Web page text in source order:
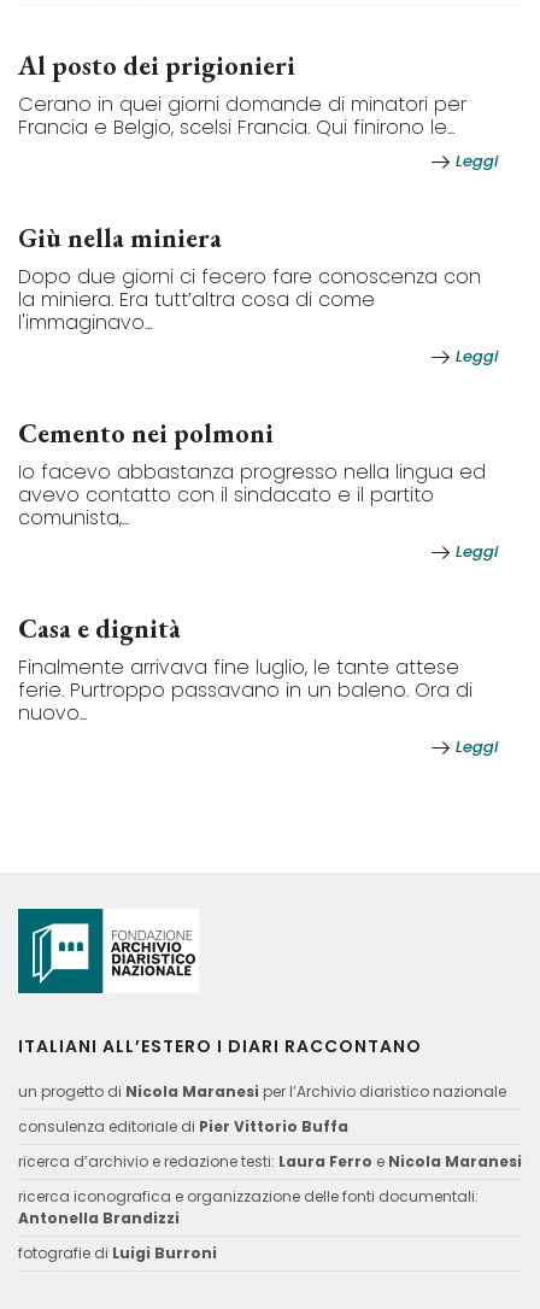
Al posto dei prigionieri
Cerano in quei giorni domande di minatori per
Francia e Belgio, scelsi Francia. Qui finirono le...
Leggi
Giù nella miniera
Dopo due giorni ci fecero fare conoscenza con
la miniera. Era tutt’altra cosa di come
l'immaginavo...
Leggi
Cemento nei polmoni
Io facevo abbastanza progresso nella lingua ed
avevo contatto con il sindacato e il partito
comunista,...
Leggi
Casa e dignità
Finalmente arrivava fine luglio, le tante attese
ferie. Purtroppo passavano in un baleno. Ora di
nuovo...
Leggi
ITALIANI ALL’ESTERO I DIARI RACCONTANO
un progetto di Nicola Maranesi per l’Archivio diaristico nazionale
consulenza editoriale di Pier Vittorio Buffa
ricerca d’archivio e redazione testi: Laura Ferro e Nicola Maranesi
ricerca iconografica e organizzazione delle fonti documentali:
Antonella Brandizzi
fotografie di Luigi Burroni